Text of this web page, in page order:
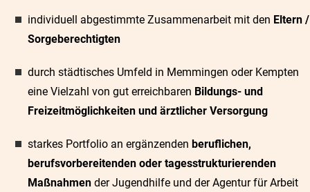
individuell abgestimmte Zusammenarbeit mit den Eltern /
Sorgeberechtigten
durch städtisches Umfeld in Memmingen oder Kempten
eine Vielzahl von gut erreichbaren Bildungs- und
Freizeitmöglichkeiten und ärztlicher Versorgung
starkes Portfolio an ergänzenden beruflichen,
berufsvorbereitenden oder tagesstrukturierenden
Maßnahmen der Jugendhilfe und der Agentur für Arbeit